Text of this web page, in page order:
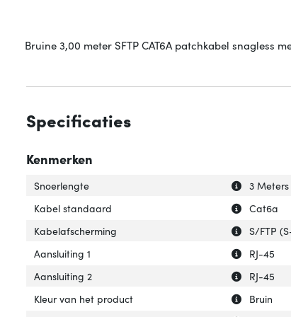
Bruine 3,00 meter SFTP CAT6A patchkabel snagless
Specificaties
Kenmerken
Uitleg over
Verberg
Snoerlengte
3 Meters
Uitleg
Verberg
Kabel standaard
Cat6a
Uitleg over
Verberg
Kabelafscherming
S/FTP
Uitleg over
Verberg
Aansluiting 1
RJ-45
Uitleg over
Verberg
Aansluiting 2
RJ-45
Uitleg
Verberg
Kleur van het product
Bruin